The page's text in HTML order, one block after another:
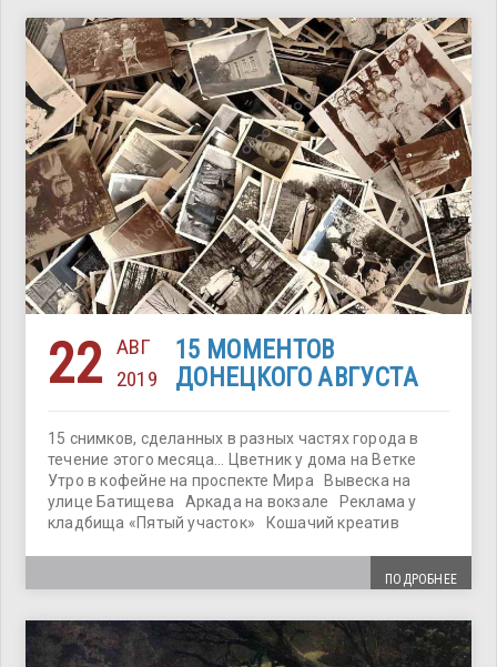
22 АВГ
2019
15 МОМЕНТОВ
ДОНЕЦКОГО АВГУСТА
15 снимков, сделанных в разных частях города в
течение этого месяца… Цветник у дома на Ветке
Утро в кофейне на проспекте Мира Вывеска на
улице Батищева Аркада на вокзале Реклама у
кладбища «Пятый участок» Кошачий креатив
ПОДРОБНЕЕ